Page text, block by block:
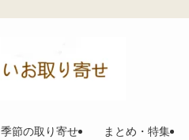
季節の取り寄せ まとめ・特集